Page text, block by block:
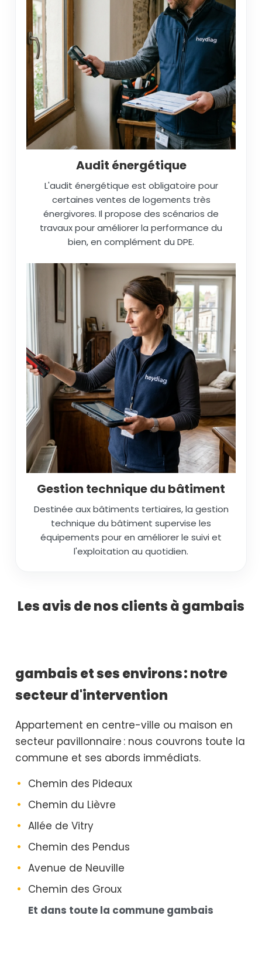
Audit énergétique
L'audit énergétique est obligatoire pour
certaines ventes de logements très
énergivores. Il propose des scénarios de
travaux pour améliorer la performance du
bien, en complément du DPE.
Gestion technique du bâtiment
Destinée aux bâtiments tertiaires, la gestion
technique du bâtiment supervise les
équipements pour en améliorer le suivi et
l'exploitation au quotidien.
Les avis de nos clients à gambais
gambais et ses environs : notre
secteur d'intervention
Appartement en centre-ville ou maison en
secteur pavillonnaire : nous couvrons toute la
commune et ses abords immédiats.
Chemin des Pideaux
Chemin du Lièvre
Allée de Vitry
Chemin des Pendus
Avenue de Neuville
Chemin des Groux
Et dans toute la commune gambais